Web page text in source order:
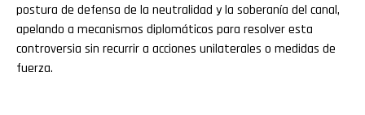
postura de defensa de la neutralidad y la soberanía del canal,
apelando a mecanismos diplomáticos para resolver esta
controversia sin recurrir a acciones unilaterales o medidas de
fuerza.